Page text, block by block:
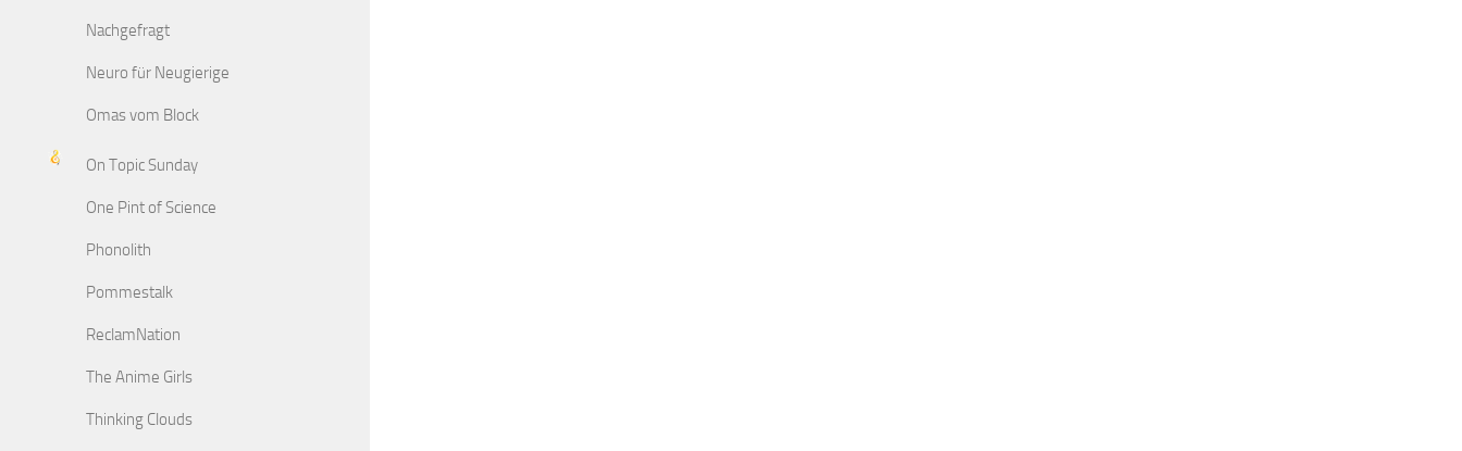
Nachgefragt
Neuro für Neugierige
Omas vom Block
On Topic Sunday
One Pint of Science
Phonolith
Pommestalk
ReclamNation
The Anime Girls
Thinking Clouds